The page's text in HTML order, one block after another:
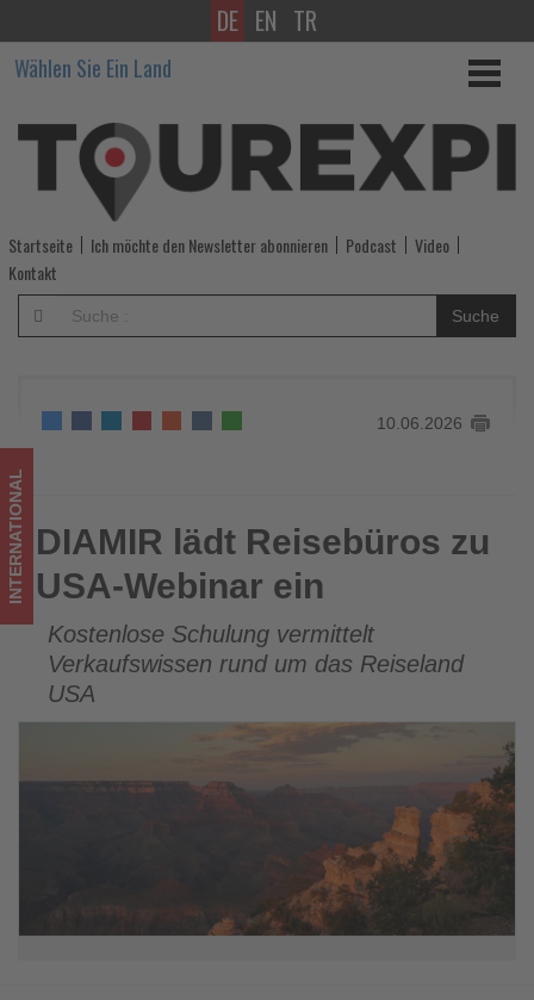
DIAMIR
lädt
Reisebüros
zu
USA-
Webinar
ein
Wissen,
was
im
Tourismus
los
ist!
DE EN TR
Wählen Sie Ein Land
Startseite Ich möchte den Newsletter abonnieren Podcast
Video
Kontakt
Suche
10.06.2026
DIAMIR lädt Reisebüros zu USA-Webinar ein
INTERNATIONAL DIAMIR lädt Reisebüros zu
USA-Webinar ein
Kostenlose Schulung vermittelt
Verkaufswissen rund um das Reiseland
USA